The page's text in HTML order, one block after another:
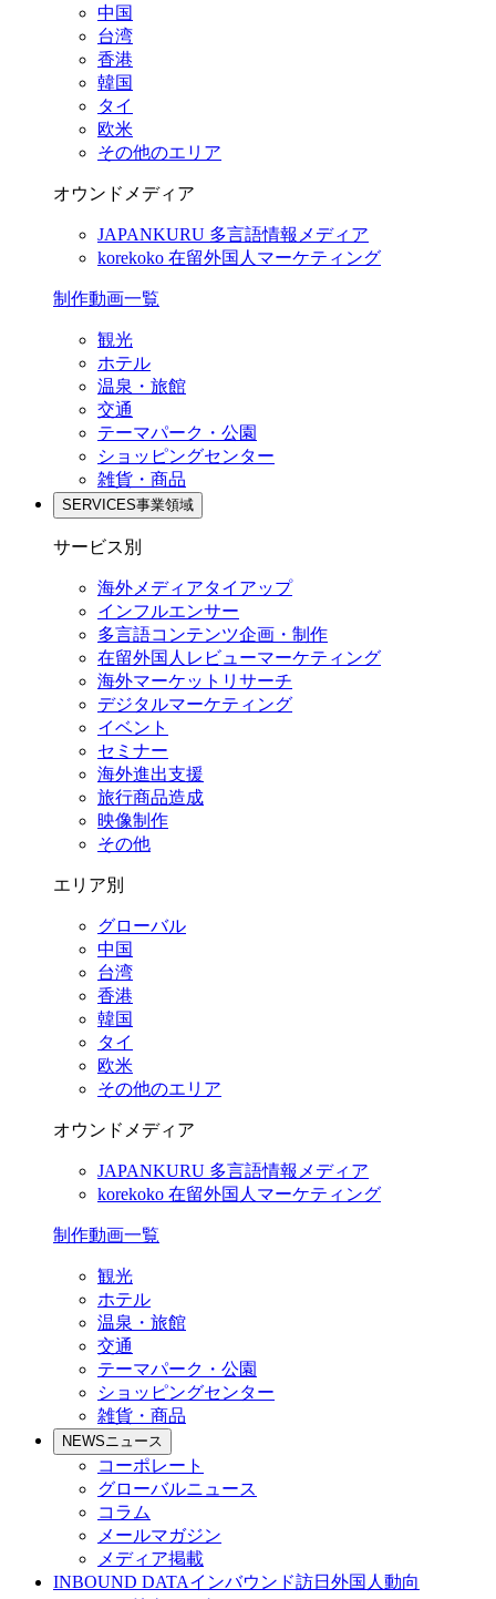
中国
台湾
香港
韓国
タイ
欧米
その他のエリア
オウンドメディア
JAPANKURU 多言語情報メディア
korekoko 在留外国人マーケティング
制作動画一覧
観光
ホテル
温泉・旅館
交通
テーマパーク・公園
ショッピングセンター
雑貨・商品
SERVICES事業領域
サービス別
海外メディアタイアップ
インフルエンサー
多言語コンテンツ企画・制作
在留外国⼈レビューマーケティング
海外マーケットリサーチ
デジタルマーケティング
イベント
セミナー
海外進出支援
旅行商品造成
映像制作
その他
エリア別
グローバル
中国
台湾
香港
韓国
タイ
欧米
その他のエリア
オウンドメディア
JAPANKURU 多言語情報メディア
korekoko 在留外国人マーケティング
制作動画一覧
観光
ホテル
温泉・旅館
交通
テーマパーク・公園
ショッピングセンター
雑貨・商品
NEWSニュース
コーポレート
グローバルニュース
コラム
メールマガジン
メディア掲載
INBOUND DATAインバウンド訪日外国人動向